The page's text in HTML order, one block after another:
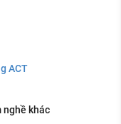
ACT
nghề khác